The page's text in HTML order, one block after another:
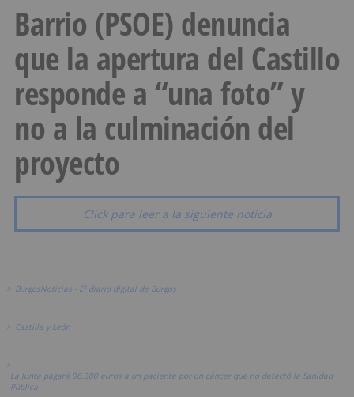
Barrio (PSOE) denuncia
que la apertura del Castillo
responde a “una foto” y
no a la culminación del
proyecto
Click para leer a la siguiente noticia
> BurgosNoticias - El diario digital de Burgos
> Castilla y León
>
La Junta pagará 96.300 euros a un paciente por un cáncer que no detectó la Sanidad
Pública